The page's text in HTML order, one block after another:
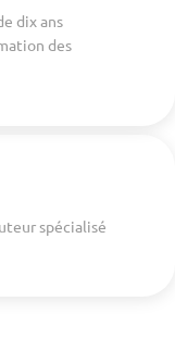
dix ans
des
spécialisé